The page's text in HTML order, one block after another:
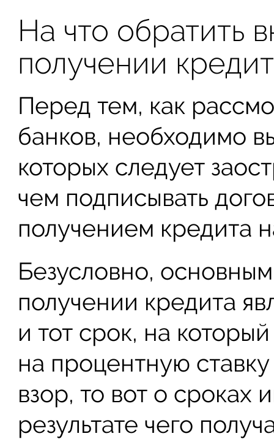
На что обратить
получении
Перед тем, как
банков, необходимо
которых следует
чем подписывать
получением кредита
Безусловно,
получении кредита
и тот срок, на
на процентную
взор, то вот о сроках
результате чего